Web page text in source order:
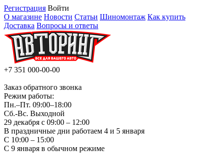
Регистрация Войти
О магазине Новости Статьи Шиномонтаж Как купить
Доставка Вопросы и ответы
+7 351 000-00-00
Заказ обратного звонка
Режим работы:
Пн.–Пт. 09:00–18:00
Сб.-Вс. Выходной
29 декабря с 09:00 – 12:00
В праздничные дни работаем 4 и 5 января
С 10:00 – 15:00
С 9 января в обычном режиме